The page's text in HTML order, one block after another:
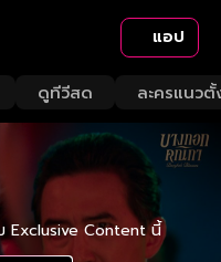
แอป
ดูทีวีสด ละครแนวตั้
Exclusive Content นี้